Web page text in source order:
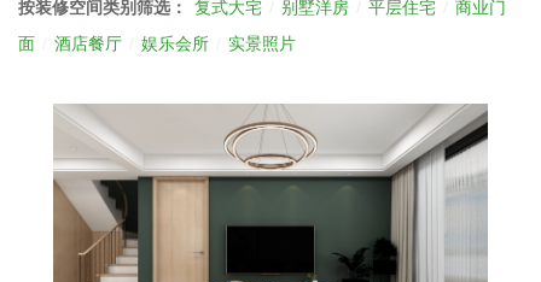
按装修空间类别筛选： 复式大宅 别墅洋房 平层住宅
商业门
面
酒店餐厅 娱乐会所 实景照片